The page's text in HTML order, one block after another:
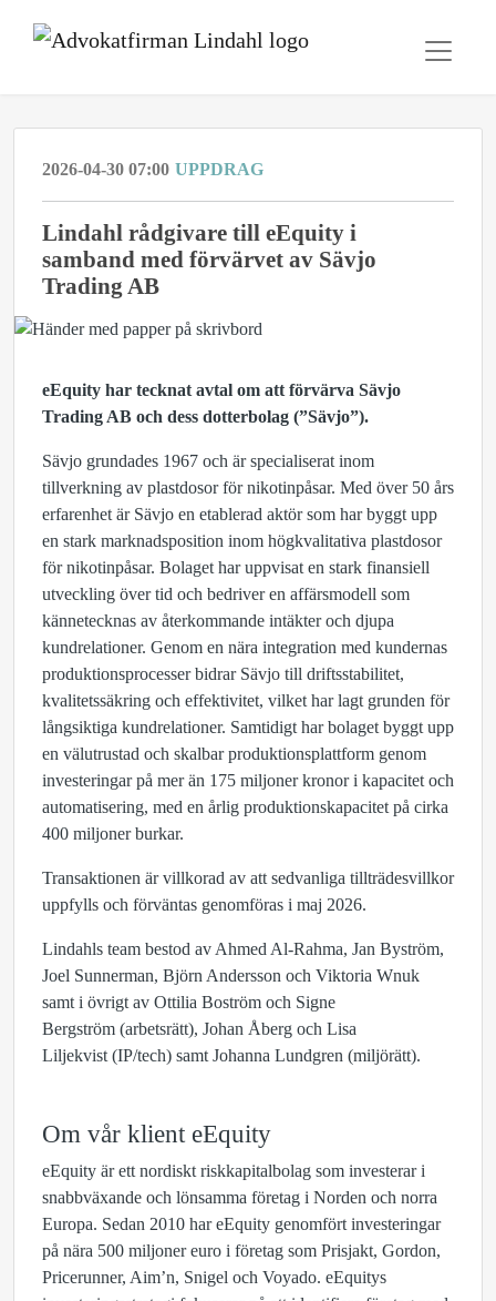
2026-04-30 07:00 UPPDRAG
Lindahl rådgivare till eEquity i
samband med förvärvet av Sävjo
Trading AB
eEquity har tecknat avtal om att förvärva Sävjo
Trading AB och dess dotterbolag (”Sävjo”).
Sävjo grundades 1967 och är specialiserat inom
tillverkning av plastdosor för nikotinpåsar. Med över 50 års
erfarenhet är Sävjo en etablerad aktör som har byggt upp
en stark marknadsposition inom högkvalitativa plastdosor
för nikotinpåsar. Bolaget har uppvisat en stark finansiell
utveckling över tid och bedriver en affärsmodell som
kännetecknas av återkommande intäkter och djupa
kundrelationer. Genom en nära integration med kundernas
produktionsprocesser bidrar Sävjo till driftsstabilitet,
kvalitetssäkring och effektivitet, vilket har lagt grunden för
långsiktiga kundrelationer. Samtidigt har bolaget byggt upp
en välutrustad och skalbar produktionsplattform genom
investeringar på mer än 175 miljoner kronor i kapacitet och
automatisering, med en årlig produktionskapacitet på cirka
400 miljoner burkar.
Transaktionen är villkorad av att sedvanliga tillträdesvillkor
uppfylls och förväntas genomföras i maj 2026.
Lindahls team bestod av Ahmed Al-Rahma, Jan Byström,
Joel Sunnerman, Björn Andersson och Viktoria Wnuk
samt i övrigt av Ottilia Boström och Signe
Bergström (arbetsrätt), Johan Åberg och Lisa
Liljekvist (IP/tech) samt Johanna Lundgren (miljörätt).
Om vår klient eEquity
eEquity är ett nordiskt riskkapitalbolag som investerar i
snabbväxande och lönsamma företag i Norden och norra
Europa. Sedan 2010 har eEquity genomfört investeringar
på nära 500 miljoner euro i företag som Prisjakt, Gordon,
Pricerunner, Aim’n, Snigel och Voyado. eEquitys